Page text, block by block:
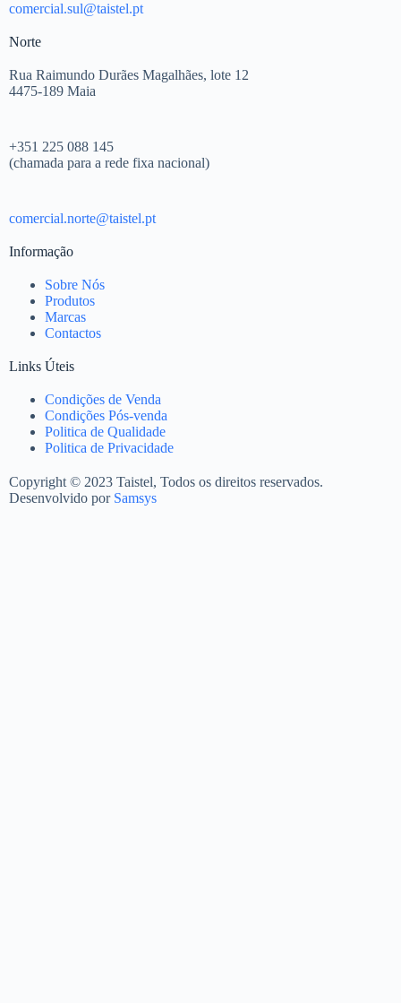
comercial.sul@taistel.pt
Norte
Rua Raimundo Durães Magalhães, lote 12
4475-189 Maia
+351 225 088 145
(chamada para a rede fixa nacional)
comercial.norte@taistel.pt
Informação
Sobre Nós
Produtos
Marcas
Contactos
Links Úteis
Condições de Venda
Condições Pós-venda
Politica de Qualidade
Politica de Privacidade
Copyright © 2023 Taistel, Todos os direitos reservados.
Desenvolvido por Samsys